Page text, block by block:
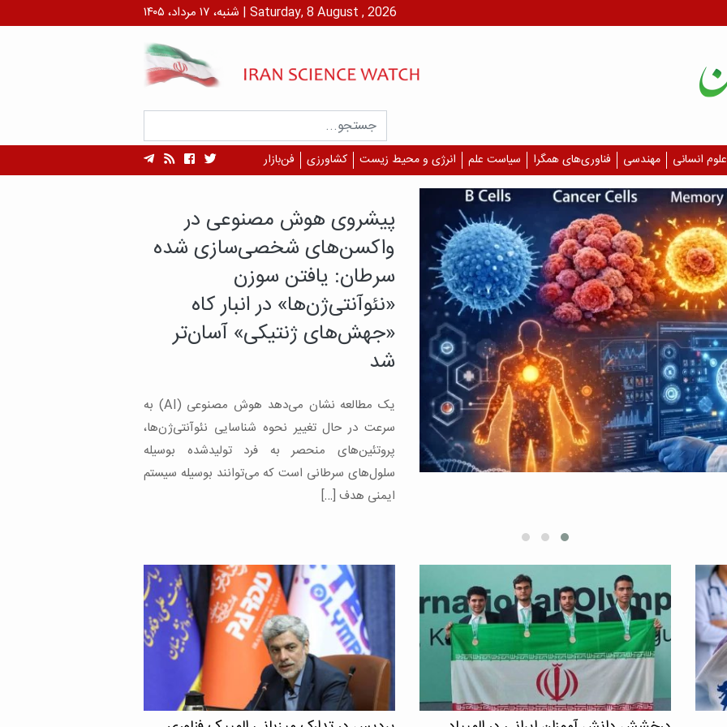
شنبه، ۱۷ مرداد، ۱۴۰۵ | Saturday, 8 August , 2026
علوم انسانی مهندسی فناوری‌های همگرا سیاست علم انرژی و محیط زیست کشاورزی فن‌بازار
یافته مهم محققان ایرانی
کدام داروهای دیابت تاثیر
بیشتری بر تخریب عضلات
دارند؟
بررسی‌های جدید محققان ایرانی نشان می‌دهد که
همه داروهای دیابت به یک شکل بر بدن تأثیر
کاهش چربی بدن بسیار […]